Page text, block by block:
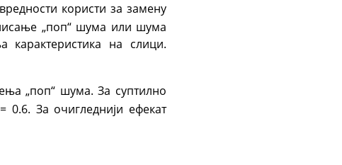
користи за замену
„поп“ шума или шума
на слици.
„поп“ шума. За суптилно
= 0.6. За очигледнији ефекат